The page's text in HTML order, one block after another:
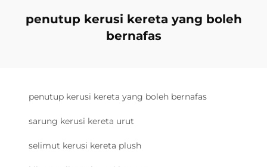
penutup kerusi kereta yang boleh
bernafas
penutup kerusi kereta yang boleh bernafas
sarung kerusi kereta urut
selimut kerusi kereta plush